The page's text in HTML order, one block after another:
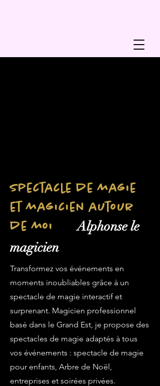
Spectacle de magie
et magicien autour
de moi
Alphonse le
magicien
Transformez vos événements en
moments inoubliables grâce à un
spectacle de magie interactif et
surprenant. Magicien professionnel
basé dans le Grand Est, je propose des
spectacles de magie adaptés à tous
vos événements : spectacle de magie
pour enfants, Arbre de Noël,
entreprises et soirées privées.